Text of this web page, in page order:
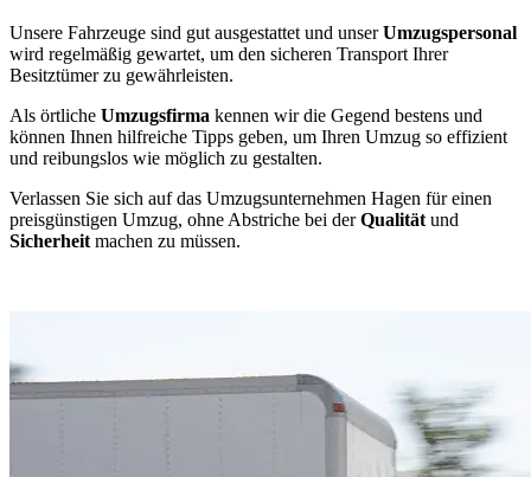
Unsere Fahrzeuge sind gut ausgestattet und unserUmzugspersonal
wird regelmäßig gewartet, um den sicheren Transport Ihrer
Besitztümer zu gewährleisten.
Als örtliche Umzugsfirma kennen wir die Gegend bestens und
können Ihnen hilfreiche Tipps geben, um Ihren Umzug so effizient
und reibungslos wie möglich zu gestalten.
Verlassen Sie sich auf das Umzugsunternehmen Hagen für einen
preisgünstigen Umzug, ohne Abstriche bei derQualität und
Sicherheit machen zu müssen.